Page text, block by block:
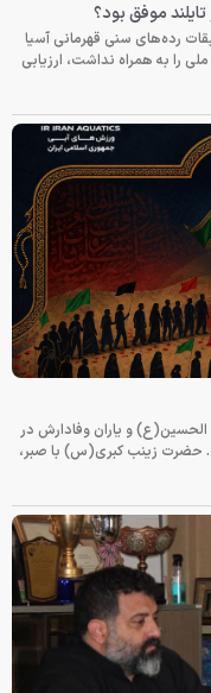
موفق بود؟
رده‌های سنی قهرمانی آسیا
ملی را به همراه نداشت، ارزیابی
و یاران وفادارش در
حضرت زینب کبری(س) با صبر،